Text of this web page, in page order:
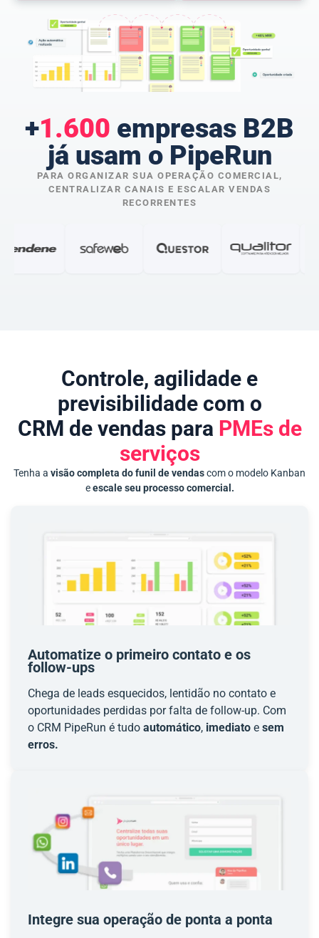
+1.600 empresas B2B
já usam o PipeRun
PARA ORGANIZAR SUA OPERAÇÃO COMERCIAL,
CENTRALIZAR CANAIS E ESCALAR VENDAS
RECORRENTES
Controle, agilidade e
previsibilidade com o
CRM de vendas para PMEs de
serviços
Tenha a visão completa do funil de vendascom o modelo Kanban
eescale seu processo comercial.
Automatize o primeiro contato e os
follow-ups
Chega de leads esquecidos, lentidão no contato e
oportunidades perdidas por falta de follow-up. Com
o CRM PipeRun é tudo automático, imediato e sem
erros.
Integre sua operação de ponta a ponta